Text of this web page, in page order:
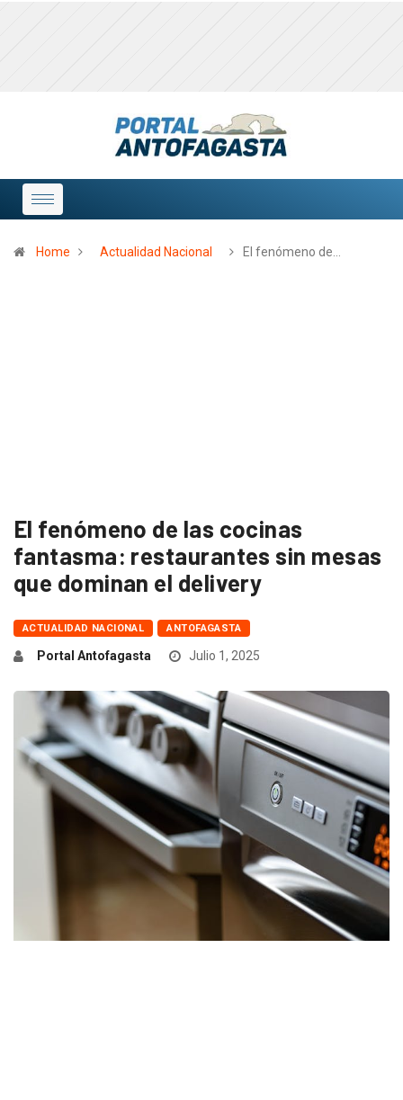
Home Actualidad Nacional El fenómeno de…
El fenómeno de las cocinas
fantasma: restaurantes sin mesas
que dominan el delivery
ACTUALIDAD NACIONAL ANTOFAGASTA
Portal Antofagasta Julio 1, 2025